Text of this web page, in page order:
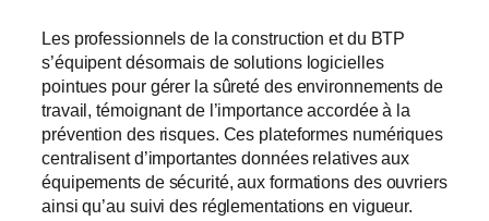
Les professionnels de la construction et du BTP
s’équipent désormais de solutions logicielles
pointues pour gérer la sûreté des environnements de
travail, témoignant de l’importance accordée à la
prévention des risques. Ces plateformes numériques
centralisent d’importantes données relatives aux
équipements de sécurité, aux formations des ouvriers
ainsi qu’au suivi des réglementations en vigueur.